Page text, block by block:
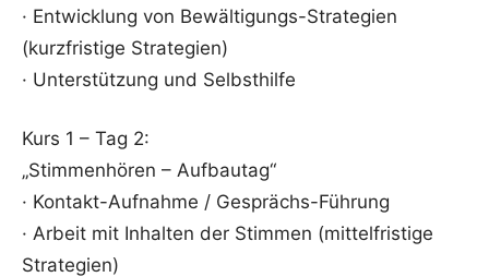
· Entwicklung von Bewältigungs-Strategien
(kurzfristige Strategien)
· Unterstützung und Selbsthilfe
Kurs 1 – Tag 2:
„Stimmenhören – Aufbautag“
· Kontakt-Aufnahme / Gesprächs-Führung
· Arbeit mit Inhalten der Stimmen (mittelfristige
Strategien)